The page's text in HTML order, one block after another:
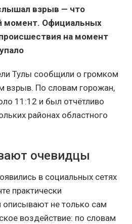
взрыв — что
момент. Официальных
на момент
Тулы сообщили о громком
взрыв. По словам горожан,
11:12 и был отчётливо
районах областного
очевидцы
в социальных сетях
практически
не только сам
воздействие: по словам